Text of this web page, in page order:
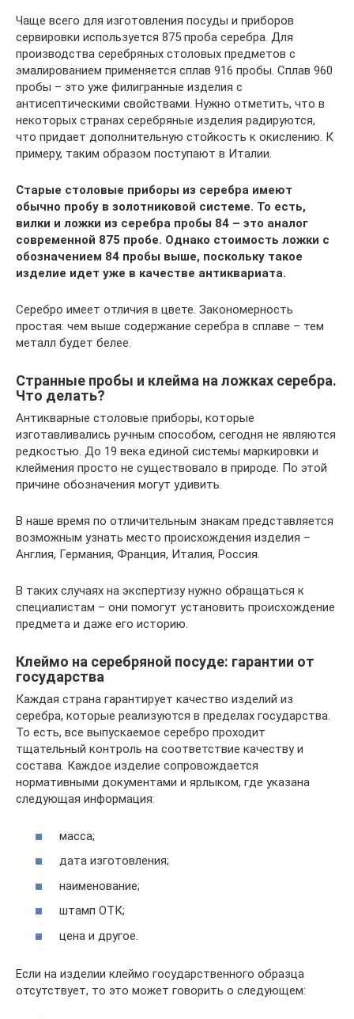
Чаще всего для изготовления посуды и приборов
сервировки используется 875 проба серебра. Для
производства серебряных столовых предметов с
эмалированием применяется сплав 916 пробы. Сплав 960
пробы – это уже филигранные изделия с
антисептическими свойствами. Нужно отметить, что в
некоторых странах серебряные изделия радируются,
что придает дополнительную стойкость к окислению. К
примеру, таким образом поступают в Италии.
Старые столовые приборы из серебра имеют
обычно пробу в золотниковой системе. То есть,
вилки и ложки из серебра пробы 84 – это аналог
современной 875 пробе. Однако стоимость ложки с
обозначением 84 пробы выше, поскольку такое
изделие идет уже в качестве антиквариата.
Серебро имеет отличия в цвете. Закономерность
простая: чем выше содержание серебра в сплаве – тем
металл будет белее.
Странные пробы и клейма на ложках серебра.
Что делать?
Антикварные столовые приборы, которые
изготавливались ручным способом, сегодня не являются
редкостью. До 19 века единой системы маркировки и
клеймения просто не существовало в природе. По этой
причине обозначения могут удивить.
В наше время по отличительным знакам представляется
возможным узнать место происхождения изделия –
Англия, Германия, Франция, Италия, Россия.
В таких случаях на экспертизу нужно обращаться к
специалистам – они помогут установить происхождение
предмета и даже его историю.
Клеймо на серебряной посуде: гарантии от
государства
Каждая страна гарантирует качество изделий из
серебра, которые реализуются в пределах государства.
То есть, все выпускаемое серебро проходит
тщательный контроль на соответствие качеству и
состава. Каждое изделие сопровождается
нормативными документами и ярлыком, где указана
следующая информация:
масса;
дата изготовления;
наименование;
штамп ОТК;
цена и другое.
Если на изделии клеймо государственного образца
отсутствует, то это может говорить о следующем: